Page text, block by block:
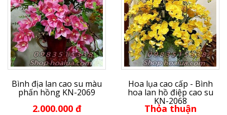
Bình địa lan cao su màu
phấn hồng KN-2069
2.000.000 đ
Hoa lụa cao cấp - Bình
hoa lan hồ điệp cao su
KN-2068
Thỏa thuận